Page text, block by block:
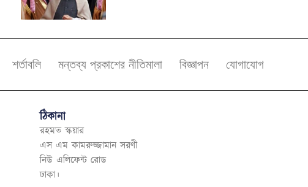
শর্তাবলি মন্তব্য প্রকাশের নীতিমালা বিজ্ঞাপন যোগাযোগ
ঠিকানা
রহমত স্কয়ার
এস এম কামরুজ্জামান সরণী
নিউ এলিফেন্ট রোড
ঢাকা।